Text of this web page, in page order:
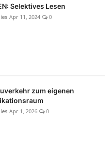
Selektives Lesen
Apr 11, 2024 0
zum eigenen
Apr 1, 2026 0